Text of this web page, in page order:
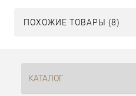
ПОХОЖИЕ ТОВАРЫ (8)
КАТАЛОГ